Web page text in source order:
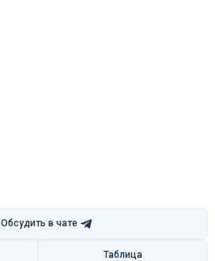
Обсудить в чате
Таблица